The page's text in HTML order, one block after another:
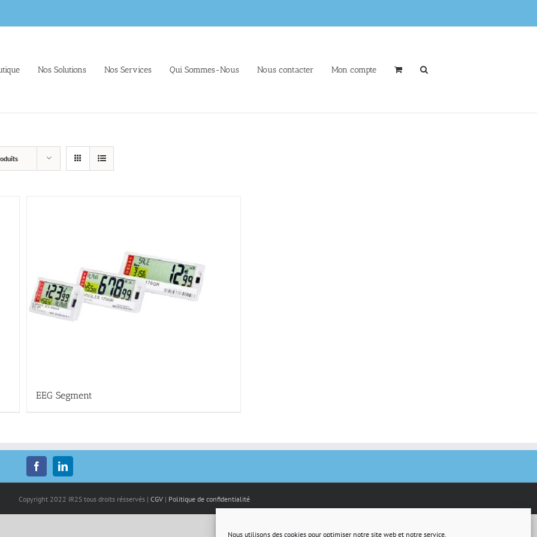
Nous utilisons des cookies pour optimiser notre site web et notre service.
Nos Solutions Nos Services Qui Sommes-Nous Nous contacter Mon compte
EEG Segment
Copyright 2022 IR2S tous droits résservés | CGV | Politique de confidentialité